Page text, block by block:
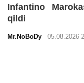
Infantino
qildi
Mr.NoBoDy 05.08.2026